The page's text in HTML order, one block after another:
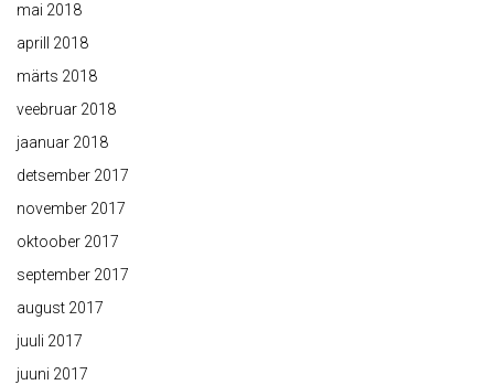
mai 2018
aprill 2018
märts 2018
veebruar 2018
jaanuar 2018
detsember 2017
november 2017
oktoober 2017
september 2017
august 2017
juuli 2017
juuni 2017